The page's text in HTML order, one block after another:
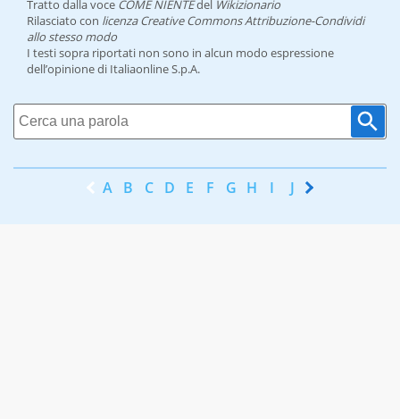
Tratto dalla voce COME NIENTEdel Wikizionario
Rilasciato con licenza Creative Commons Attribuzione-Condividi
allo stesso modo
I testi sopra riportati non sono in alcun modo espressione
dell’opinione di Italiaonline S.p.A.
A B C D E F G H I J K